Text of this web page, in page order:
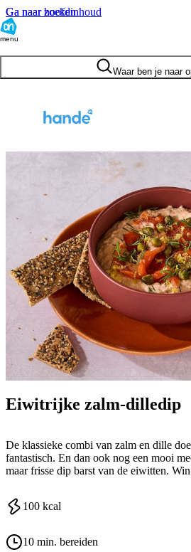
Ga naar hoofdinhoud
Ga naar zoeken
menu
Waar ben je naar
Eiwitrijke zalm-dilledip
De klassieke combi van zalm en dille
fantastisch. En dan ook nog een mooi
maar frisse dip barst van de eiwitten.
100 kcal
10 min. bereiden